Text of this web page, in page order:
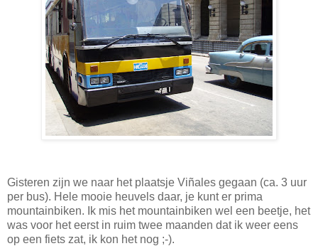
Gisteren zijn we naar het plaatsje Viñales gegaan (ca. 3 uur
per bus). Hele mooie heuvels daar, je kunt er prima
mountainbiken. Ik mis het mountainbiken wel een beetje, het
was voor het eerst in ruim twee maanden dat ik weer eens
op een fiets zat, ik kon het nog ;-).